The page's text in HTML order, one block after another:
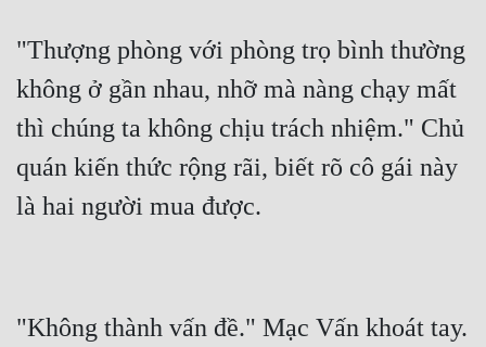
"Thượng phòng với phòng trọ bình thường
không ở gần nhau, nhỡ mà nàng chạy mất
thì chúng ta không chịu trách nhiệm." Chủ
quán kiến thức rộng rãi, biết rõ cô gái này